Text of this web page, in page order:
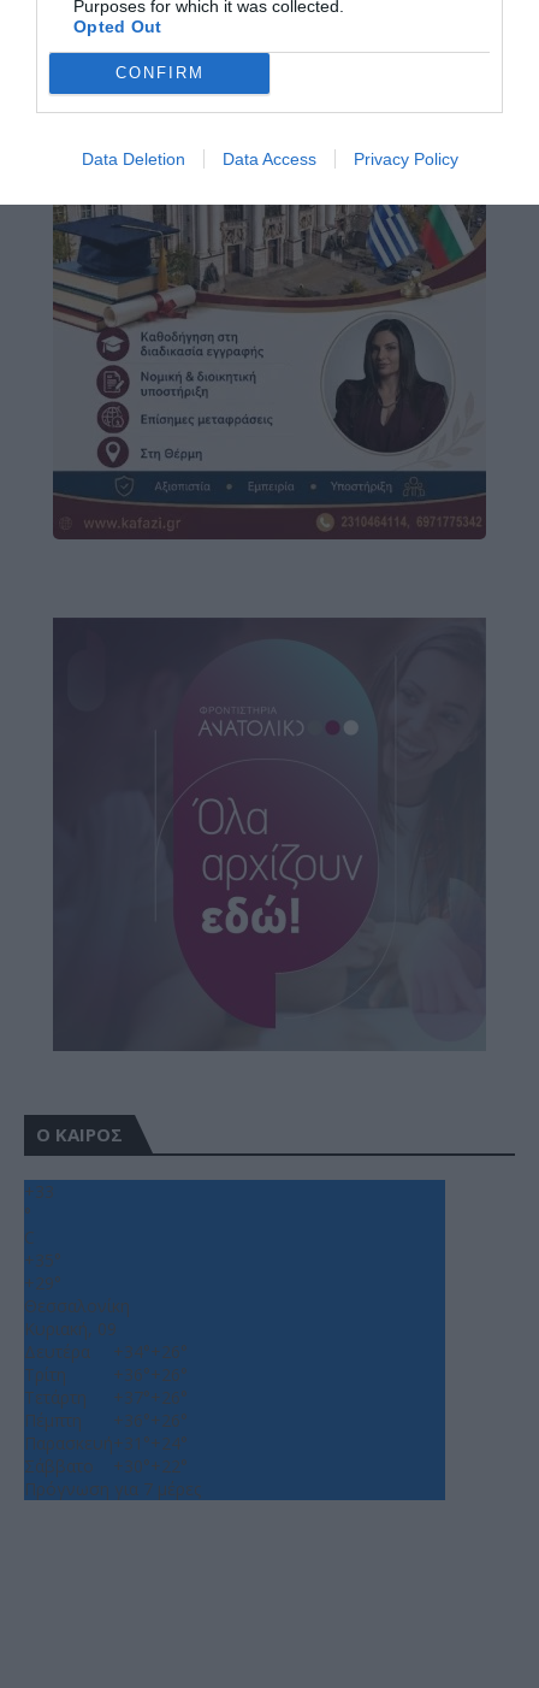
Purposes for which it was collected.
Opted Out
CONFIRM
Data Deletion Data Access Privacy Policy
Ο ΚΑΙΡΟΣ
+33
°
C
+35°
+29°
Θεσσαλονίκη
Κυριακή, 09
Δευτέρα
+34°+26°
Τρίτη
+36°+26°
Τετάρτη
+37°+26°
Πέμπτη
+36°+26°
Παρασκευή+31°+24°
Σάββατο
+30°+22°
Πρόγνωση για 7 μέρες